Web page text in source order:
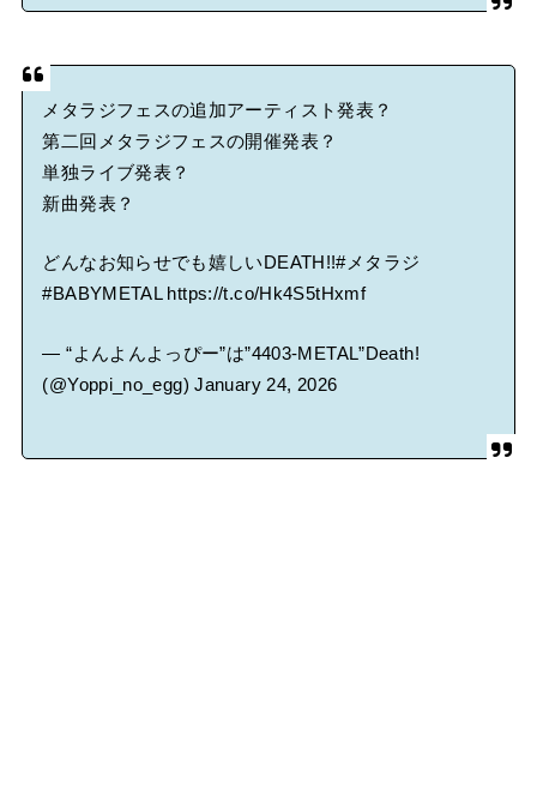
メタラジフェスの追加アーティスト発表？
第二回メタラジフェスの開催発表？
単独ライブ発表？
新曲発表？
どんなお知らせでも嬉しいDEATH!!#メタラジ
#BABYMETAL https://t.co/Hk4S5tHxmf
— “よんよんよっぴー”は”4403-METAL”Death!
(@Yoppi_no_egg)January 24, 2026